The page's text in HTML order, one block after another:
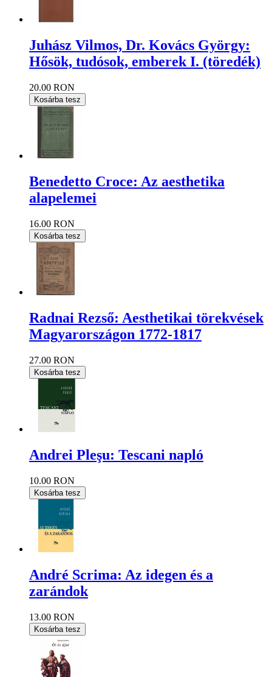
Juhász Vilmos, Dr. Kovács György:
Hősök, tudósok, emberek I. (töredék)
20.00 RON
Kosárba tesz
Benedetto Croce: Az aesthetika
alapelemei
16.00 RON
Kosárba tesz
Radnai Rezső: Aesthetikai törekvések
Magyarországon 1772-1817
27.00 RON
Kosárba tesz
Andrei Pleşu: Tescani napló
10.00 RON
Kosárba tesz
André Scrima: Az idegen és a
zarándok
13.00 RON
Kosárba tesz